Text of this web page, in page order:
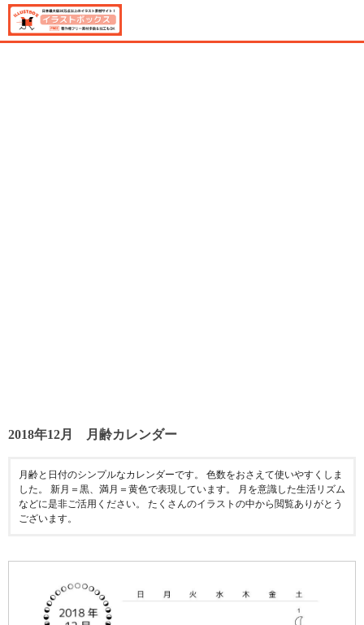
2018年12月 月齢カレンダー
月齢と日付のシンプルなカレンダーです。 色数をおさえて使いやすくしま
した。 新月＝黒、満月＝黄色で表現しています。 月を意識した生活リズム
などに是非ご活用ください。 たくさんのイラストの中から閲覧ありがとう
ございます。